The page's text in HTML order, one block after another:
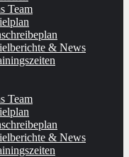
Team
& News
Team
& News